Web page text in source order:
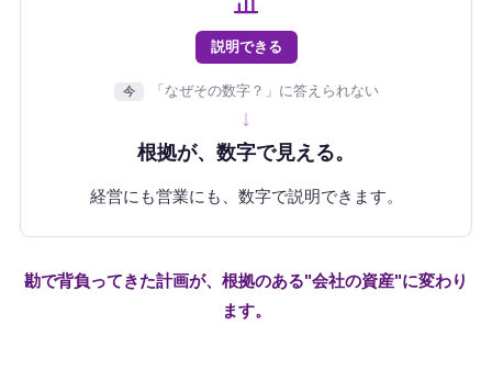
説明できる
今 「なぜその数字？」に答えられない
↓
根拠が、数字で見える。
経営にも営業にも、数字で説明できます。
勘で背負ってきた計画が、根拠のある"会社の資産"に変わり
ます。